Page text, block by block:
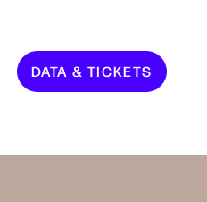
DATA & TICKETS